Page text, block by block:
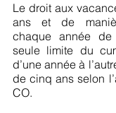
Le droit aux
ans et de
chaque année
seule limite du
d’une année à
de cinq ans selon
CO.